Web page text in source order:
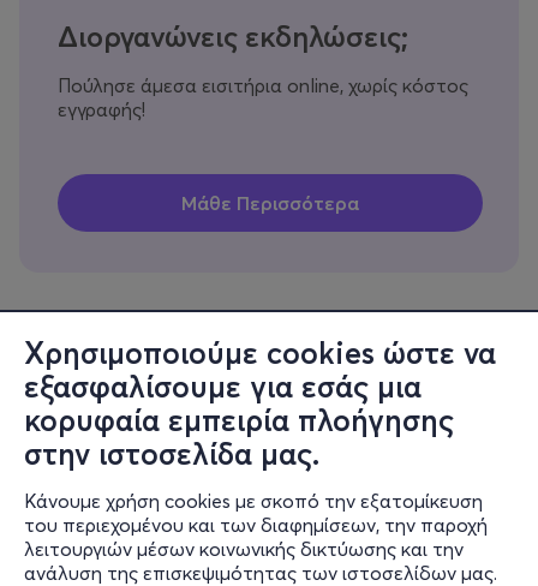
Χρησιμοποιούμε cookies ώστε να
εξασφαλίσουμε για εσάς μια
κορυφαία εμπειρία πλοήγησης
στην ιστοσελίδα μας.
Κάνουμε χρήση cookies με σκοπό την εξατομίκευση
του περιεχομένου και των διαφημίσεων, την παροχή
λειτουργιών μέσων κοινωνικής δικτύωσης και την
ανάλυση της επισκεψιμότητας των ιστοσελίδων μας.
Διοργανώνεις εκδηλώσεις;
Πούλησε άμεσα εισιτήρια online, χωρίς κόστος
εγγραφής!
Πληροφορίες
Υποστήριξη
Stay Connected